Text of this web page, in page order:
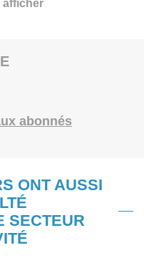
afficher
abonnés
ONT AUSSI
SECTEUR